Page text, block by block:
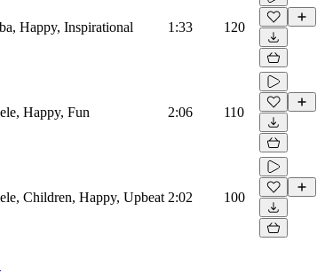
Happy, Inspirational 1:33 120
Happy, Fun 2:06 110
Children, Happy, Upbeat 2:02 100